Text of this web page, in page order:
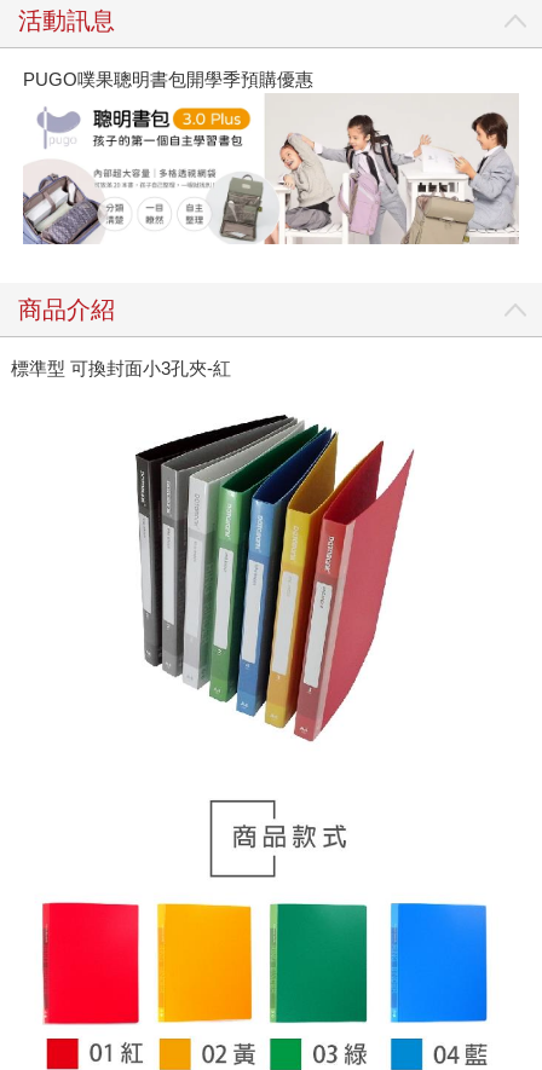
活動訊息
PUGO噗果聰明書包開學季預購優惠
商品介紹
標準型 可換封面小3孔夾-紅